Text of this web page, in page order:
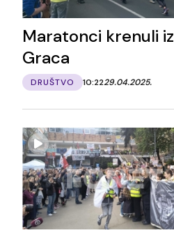
Maratonci krenuli iz
Graca
DRUŠTVO 10:2229.04.2025.